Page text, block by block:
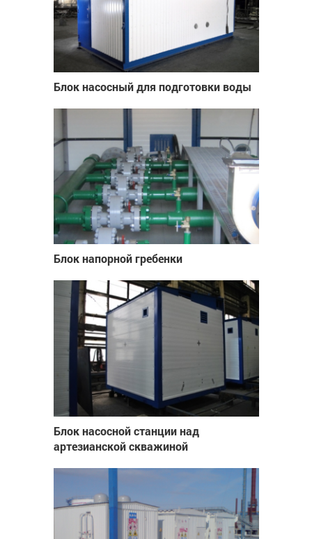
Блок насосный для подготовки воды
Блок напорной гребенки
Блок насосной станции над
артезианской скважиной